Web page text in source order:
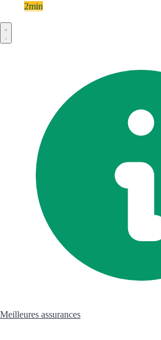
2min
Meilleures assurances